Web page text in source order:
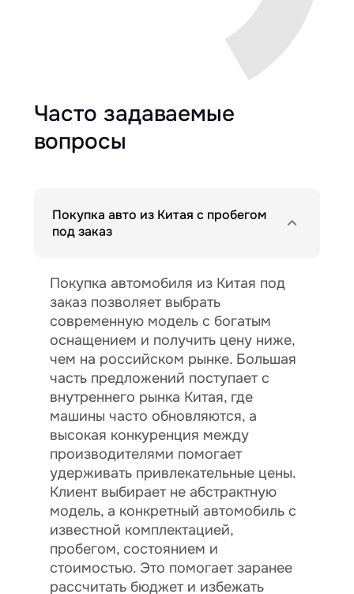
Часто задаваемые
вопросы
Покупка авто из Китая с пробегом
под заказ
Покупка автомобиля из Китая под
заказ позволяет выбрать
современную модель с богатым
оснащением и получить цену ниже,
чем на российском рынке. Большая
часть предложений поступает с
внутреннего рынка Китая, где
машины часто обновляются, а
высокая конкуренция между
производителями помогает
удерживать привлекательные цены.
Клиент выбирает не абстрактную
модель, а конкретный автомобиль с
известной комплектацией,
пробегом, состоянием и
стоимостью. Это помогает заранее
рассчитать бюджет и избежать